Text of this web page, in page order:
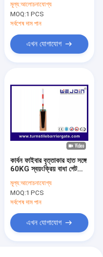
মূল্য:আলোচনাযোগ্য
MOQ:1 PCS
সর্বশেষ দাম পান
এখন যোগাযোগ
কার্বন ফাইবার বৃত্তাকার হাত সঙ্গে
60KG স্বয়ংক্রিয় বাধা গেট
মূল্য:আলোচনাযোগ্য
MOQ:1 PCS
সর্বশেষ দাম পান
এখন যোগাযোগ